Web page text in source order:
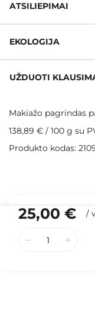
25,00 € /
ATSILIEPIMAI
EKOLOGIJA
UŽDUOTI
Makiažo pagrindas
138,89 € / 100 g su
Produkto kodas: